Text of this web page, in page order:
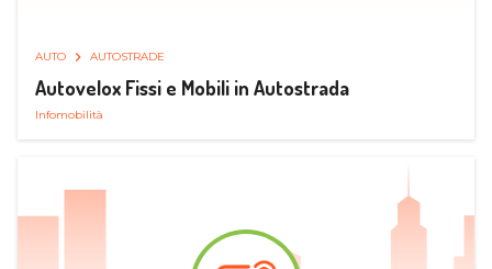
AUTO AUTOSTRADE
Autovelox Fissi e Mobili in Autostrada
Infomobilità